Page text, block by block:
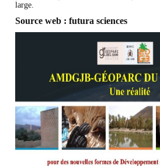
large.
Source web : futura sciences